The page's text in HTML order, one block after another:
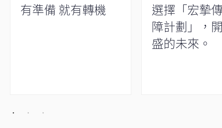
有準備 就有轉機
選擇「宏摯
障計劃」，
盛的未來。